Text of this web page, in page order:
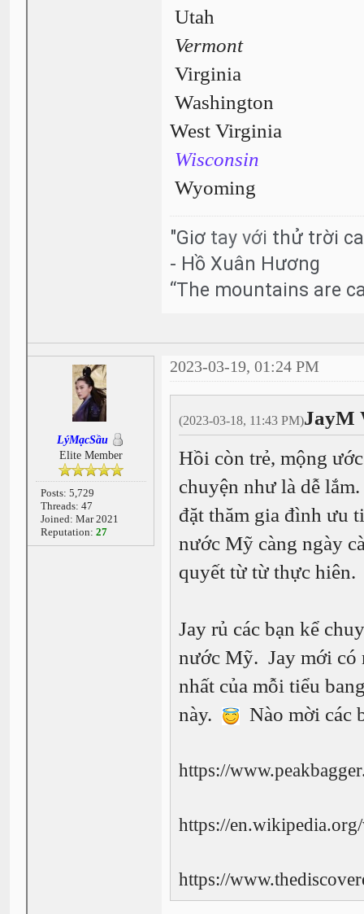
Utah
Vermont
Virginia
Washington
West Virginia
Wisconsin
Wyoming
"Giơ tay với thử trời
- Hồ Xuân Hương
“The mountains are
LýMạcSầu
Elite Member
Posts: 5,729
Threads: 47
Joined: Mar 2021
Reputation: 27
2023-03-19, 01:24 PM
(2023-03-18, 11:43 PM)JayM
Hồi còn trẻ, mộng
chuyện như là dễ
đặt thăm gia đình ưu
nước Mỹ càng ngày
quyết từ từ thực hiên.
Jay rủ các bạn kể
nước Mỹ. Jay mới có
nhất của mỗi tiểu
này.
Nào mời các
https://
https://
https://